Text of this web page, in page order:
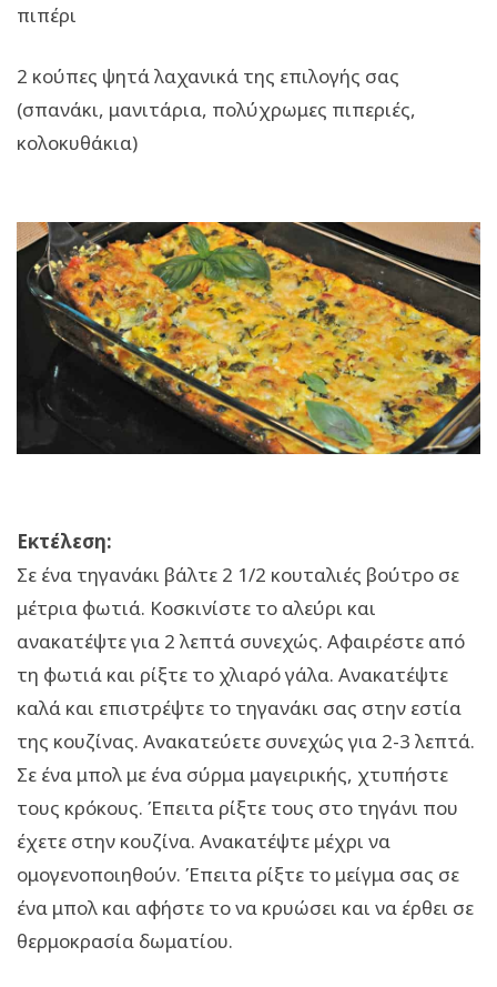
πιπέρι
2 κούπες ψητά λαχανικά της επιλογής σας
(σπανάκι, μανιτάρια, πολύχρωμες πιπεριές,
κολοκυθάκια)
Εκτέλεση:
Σε ένα τηγανάκι βάλτε 2 1/2 κουταλιές βούτρο σε
μέτρια φωτιά. Κοσκινίστε το αλεύρι και
ανακατέψτε για 2 λεπτά συνεχώς. Αφαιρέστε από
τη φωτιά και ρίξτε το χλιαρό γάλα. Ανακατέψτε
καλά και επιστρέψτε το τηγανάκι σας στην εστία
της κουζίνας. Ανακατεύετε συνεχώς για 2-3 λεπτά.
Σε ένα μπολ με ένα σύρμα μαγειρικής, χτυπήστε
τους κρόκους. Έπειτα ρίξτε τους στο τηγάνι που
έχετε στην κουζίνα. Ανακατέψτε μέχρι να
ομογενοποιηθούν. Έπειτα ρίξτε το μείγμα σας σε
ένα μπολ και αφήστε το να κρυώσει και να έρθει σε
θερμοκρασία δωματίου.